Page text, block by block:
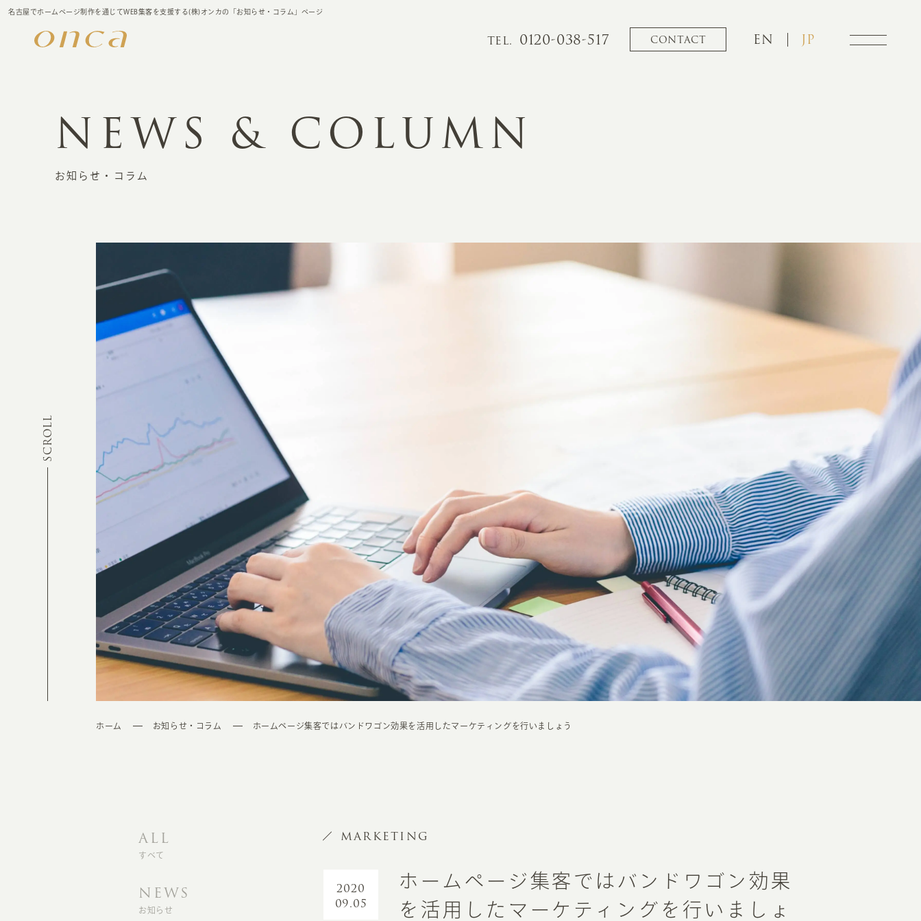
名古屋でホームページ制作を通じてWEB集客を支援する(株)オンカの「お知らせ・コラム」ページ
TEL. 0120-038-517 CONTACT EN JP
NEWS & COLUMN
お知らせ・コラム
SCROLL
ホーム お知らせ・コラム ホームページ集客ではバンドワゴン効果を活用したマーケティングを行いましょう
ALL
すべて
NEWS
お知らせ
MARKETING
ホームページ集客ではバンドワゴン効果
を活用したマーケティングを行いましょ
2020
09.05